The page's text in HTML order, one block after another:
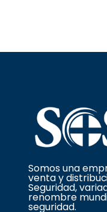
Somos una
venta y
Seguridad,
renombre
seguridad.